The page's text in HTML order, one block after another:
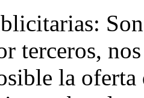
terceros,
la